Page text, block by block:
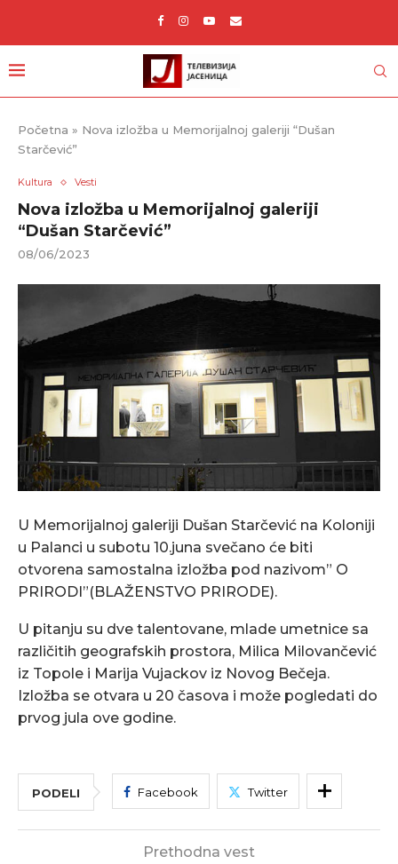
Početna » Nova izložba u Memorijalnoj galeriji “Dušan
Starčević”
Kultura Vesti
Nova izložba u Memorijalnoj galeriji
“Dušan Starčević”
08/06/2023
U Memorijalnoj galeriji Dušan Starčević na Koloniji
u Palanci u subotu 10.juna svečano će biti
otvorena samostalna izložba pod nazivom” O
PRIRODI”(BLAŽENSTVO PRIRODE).
U pitanju su dve talentovane, mlade umetnice sa
različitih geografskih prostora, Milica Milovančević
iz Topole i Marija Vujackov iz Novog Bečeja.
Izložba se otvara u 20 časova i može pogledati do
prvog jula ove godine.
PODELI Facebook Twitter
Prethodna vest